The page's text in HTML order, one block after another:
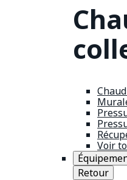
Voir
Retour